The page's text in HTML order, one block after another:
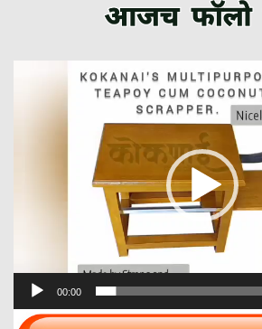
00:00